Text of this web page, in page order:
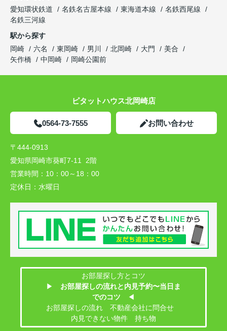
愛知環状鉄道
名鉄名古屋本線 東海道本線
名鉄西尾線
名鉄三河線
駅から探す
岡崎
六名 東岡崎 男川 北岡崎 大門
美合
矢作橋
中岡崎 岡崎公園前
ピタットハウス北岡崎店
0564-73-7555 お問い合わせ
〒444-0913
愛知県岡崎市葵町7-11 2階
営業時間： 10：00～18：00
定休日： 水曜日
お部屋探し方とコツ
▶
お部屋探しの流れと内見予約〜当日ま
でのコツ
◀
お部屋探しの流れ 不動産会社に問合せ
内見できない物件 持ち物